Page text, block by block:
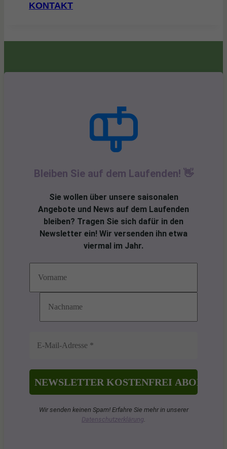
KONTAKT
Bleiben Sie auf dem Laufenden! 👋
Sie wollen über unsere saisonalen
Angebote und News auf dem Laufenden
bleiben? Tragen Sie sich dafür in den
Newsletter ein! Wir versenden ihn etwa
viermal im Jahr.
Wir senden keinen Spam! Erfahre Sie mehr in unserer
Datenschutzerklärung.